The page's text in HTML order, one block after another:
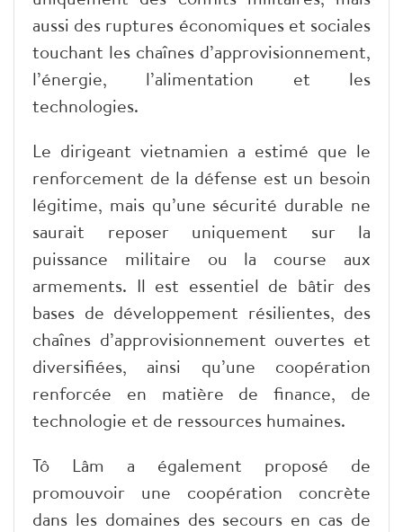
aussi des ruptures économiques et sociales
touchant les chaînes d’approvisionnement,
l’énergie, l’alimentation et les
technologies.
Le dirigeant vietnamien a estimé que le
renforcement de la défense est un besoin
légitime, mais qu’une sécurité durable ne
saurait reposer uniquement sur la
puissance militaire ou la course aux
armements. Il est essentiel de bâtir des
bases de développement résilientes, des
chaînes d’approvisionnement ouvertes et
diversifiées, ainsi qu’une coopération
renforcée en matière de finance, de
technologie et de ressources humaines.
Tô Lâm a également proposé de
promouvoir une coopération concrète
dans les domaines des secours en cas de